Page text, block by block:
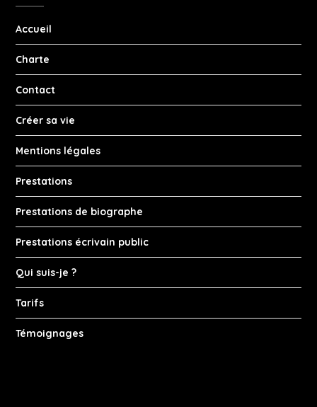
Accueil
Charte
Contact
Créer sa vie
Mentions légales
Prestations
Prestations de biographe
Prestations écrivain public
Qui suis-je ?
Tarifs
Témoignages